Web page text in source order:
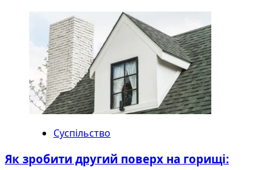
Суспільство
Як зробити другий поверх на горищі: